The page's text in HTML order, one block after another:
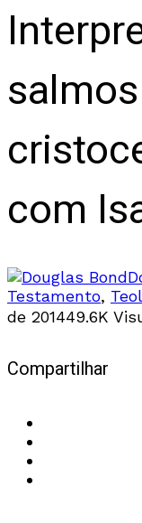
salmos
com
Testamento,
de 201449.6K
Compartilhar